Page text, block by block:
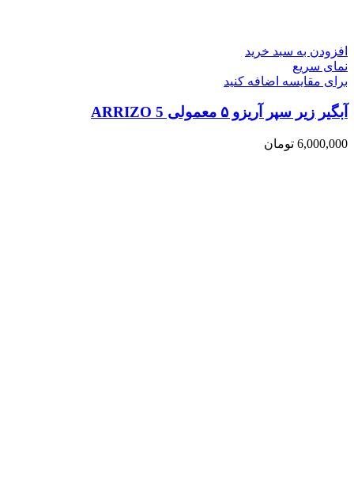
افزودن به سبد خرید
نمای سریع
برای مقایسه اضافه کنید
آبگیر زیر سپر آریزو ۵ معمولی ARRIZO 5
6,000,000 تومان